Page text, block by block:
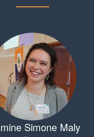
Simone Maly